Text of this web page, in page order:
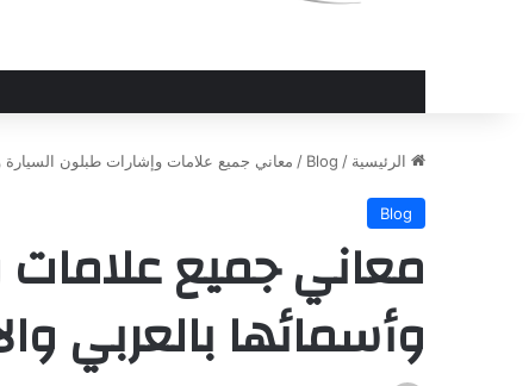
الرئيسية /
Blog
/ معاني جميع علامات وإشارات طبلون السيارة
Blog
معاني جميع علامات
وأسمائها بالعربي